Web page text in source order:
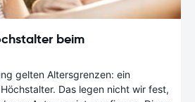
beim
gelten Altersgrenzen: ein
Das legen nicht wir fest,